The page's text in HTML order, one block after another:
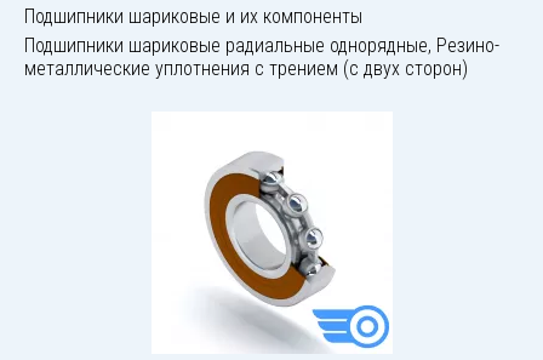
Подшипники шариковые и их компоненты
Подшипники шариковые радиальные однорядные, Резино-
металлические уплотнения с трением (с двух сторон)